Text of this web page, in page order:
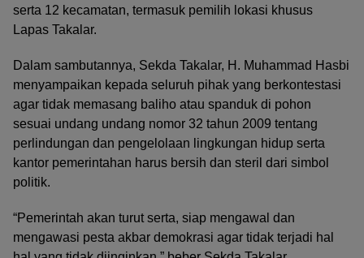
serta 12 kecamatan, termasuk pemilih lokasi khusus
Lapas Takalar.
Dalam sambutannya, Sekda Takalar, H. Muhammad Hasbi
menyampaikan kepada seluruh pihak yang berkontestasi
agar tidak memasang baliho atau spanduk di pohon
sesuai undang undang nomor 32 tahun 2009 tentang
perlindungan dan pengelolaan lingkungan hidup serta
kantor pemerintahan harus bersih dan steril dari simbol
politik.
“Pemerintah akan turut serta, siap mengawal dan
mengawasi pesta akbar demokrasi agar tidak terjadi hal